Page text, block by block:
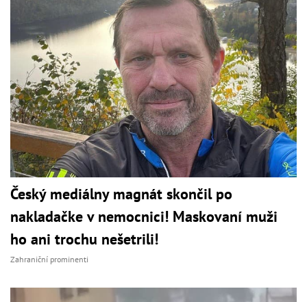
Český mediálny magnát skončil po
nakladačke v nemocnici! Maskovaní muži
ho ani trochu nešetrili!
Zahraniční prominenti